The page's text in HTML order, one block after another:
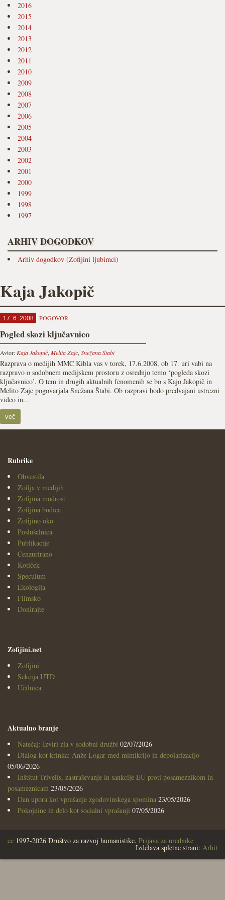
2016
2015
2014
2013
2012
2011
2010
2009
2008
2007
2006
2005
2004
2003
2002
2001
2000
1999
1998
1997
ARHIV DOGODKOV
Arhiv dogodkov (Zofijini ljubimci)
Kaja Jakopič
17. 6. 2008 POGOVOR
Pogled skozi ključavnico
Avtor: Kaja Jakopič, Melita Zajc, Snežana Štabi
Razprava o medijih MMC Kibla vas v torek, 17.6.2008, ob 17. uri vabi na
razpravo o sodobnem medijskem prostoru z osrednjo temo ‘pogleda skozi
ključavnico’. O tem in drugih aktualnih fenomenih se bo s Kajo Jakopič in
Melito Zajc pogovarjala Snežana Štabi. Ob razpravi bodo predvajani ustrezni
video in...
več
Rubrike
Obvestila
Zofija v medijih
Zofijina modrost
Zofijina bodica
Zofijino oko
Poslušalnica
Publikacije
Cenzurirano
Kotiček
Speculum
Ekologija
Filmsko
Donirajte
Zofijini.net
Zofijini
Sekcija UTD
Učilnica
Aktualno branje
Natečaj: Izviri zla v sodobni družbi 02/07/2026
Dialog kot krinka: Anže Logar med mimikrijo in depolarizacijo
05/06/2026
Inštitut Trivelis, zastraševanje in sankcije EU proti posameznikom in
posameznicam 23/05/2026
Dan upora kot vprašanje zgodovinskega spomina 23/05/2026
Pokojnine in delo kot socialni vprašanji 07/05/2026
cc 1997-2026 Društvo za razvoj humanistike. Prijava za urednike
Izdelava spletne strani: Arhit